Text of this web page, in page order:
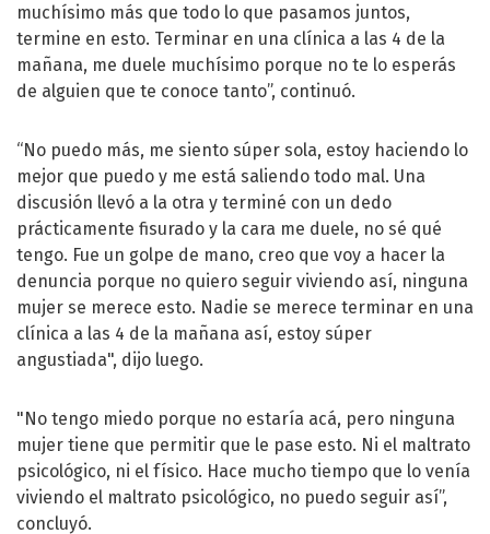
muchísimo más que todo lo que pasamos juntos,
termine en esto. Terminar en una clínica a las 4 de la
mañana, me duele muchísimo porque no te lo esperás
de alguien que te conoce tanto”, continuó.
“No puedo más, me siento súper sola, estoy haciendo lo
mejor que puedo y me está saliendo todo mal. Una
discusión llevó a la otra y terminé con un dedo
prácticamente fisurado y la cara me duele, no sé qué
tengo. Fue un golpe de mano, creo que voy a hacer la
denuncia porque no quiero seguir viviendo así, ninguna
mujer se merece esto. Nadie se merece terminar en una
clínica a las 4 de la mañana así, estoy súper
angustiada", dijo luego.
"No tengo miedo porque no estaría acá, pero ninguna
mujer tiene que permitir que le pase esto. Ni el maltrato
psicológico, ni el físico. Hace mucho tiempo que lo venía
viviendo el maltrato psicológico, no puedo seguir así”,
concluyó.